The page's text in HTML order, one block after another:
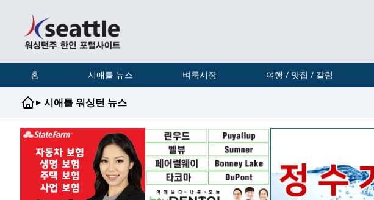
홈 시애틀 뉴스 벼룩시장 여행 / 맛집 / 칼럼
▸ 시애틀 워싱턴 뉴스